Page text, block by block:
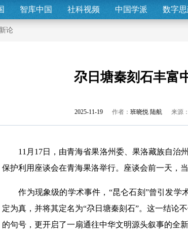
智库中国 社科视频 中国学派 数字
论
尕日塘秦刻石丰富
2025-11-19 作者： 班晓悦 陆航 来源：
11月17日，由青海省果洛州委、果洛藏族自治州
保护利用座谈会在青海果洛举行。座谈会前一天，
作为现象级的学术事件，“昆仑石刻”曾引发学
定为真，并将其定名为“尕日塘秦刻石”。这一结论
的句号，更开启了一扇通往中华文明源头叙事的全新